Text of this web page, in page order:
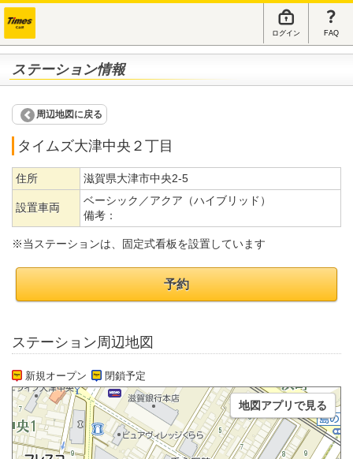
ログイン FAQ
ステーション情報
周辺地図に戻る
タイムズ大津中央２丁目
住所 滋賀県大津市中央2-5
設置車両
ベーシック／アクア（ハイブリッド）
備考：
※当ステーションは、固定式看板を設置しています
予約
ステーション周辺地図
新規オープン 閉鎖予定
地図アプリで見る